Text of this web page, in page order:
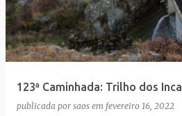
123ª Caminhada: Trilho dos
publicada por saos em fevereiro 16, 2022